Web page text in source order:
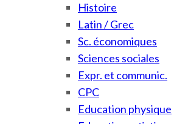
Histoire
Latin / Grec
Sc. économiques
Sciences sociales
Expr. et communic.
CPC
Education physique